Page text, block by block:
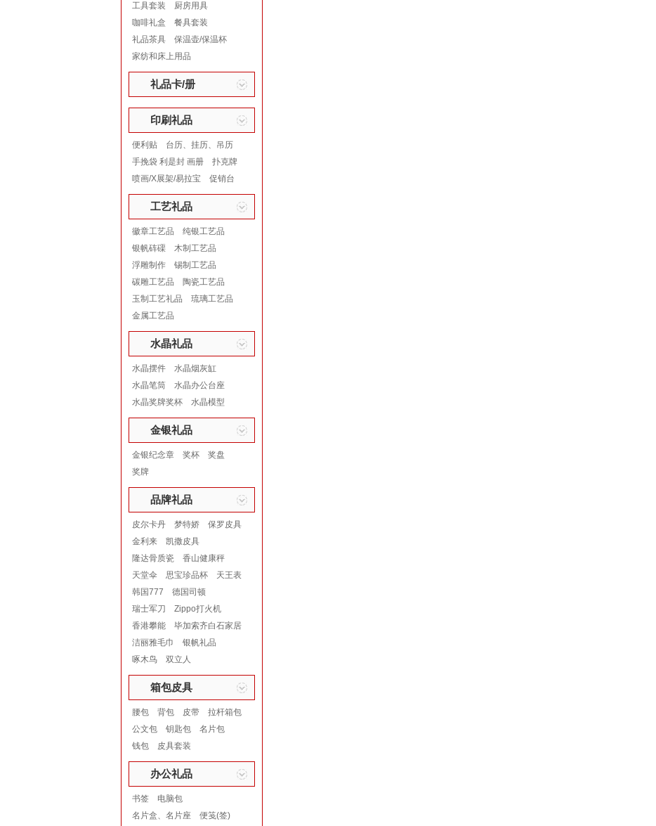
工具套装
厨房用具
咖啡礼盒
餐具套装
礼品茶具
保温壶/保温杯
家纺和床上用品
礼品卡/册
印刷礼品
便利贴
台历、挂历、吊历
手挽袋 利是封 画册
扑克牌
喷画/X展架/易拉宝
促销台
工艺礼品
徽章工艺品
纯银工艺品
银帆砗磲
木制工艺品
浮雕制作
锡制工艺品
碳雕工艺品
陶瓷工艺品
玉制工艺礼品
琉璃工艺品
金属工艺品
水晶礼品
水晶摆件
水晶烟灰缸
水晶笔筒
水晶办公台座
水晶奖牌奖杯
水晶模型
金银礼品
金银纪念章 奖杯
奖盘
奖牌
品牌礼品
皮尔卡丹 梦特娇
保罗皮具
金利来
凯撒皮具
隆达骨质瓷
香山健康秤
天堂伞
思宝珍品杯
天王表
韩国777
德国司顿
瑞士军刀
Zippo打火机
香港攀能
毕加索齐白石家居
洁丽雅毛巾
银帆礼品
啄木鸟
双立人
箱包皮具
腰包 背包 皮带
拉杆箱包
公文包
钥匙包
名片包
钱包
皮具套装
办公礼品
书签
电脑包
名片盒、名片座
便笺(签)